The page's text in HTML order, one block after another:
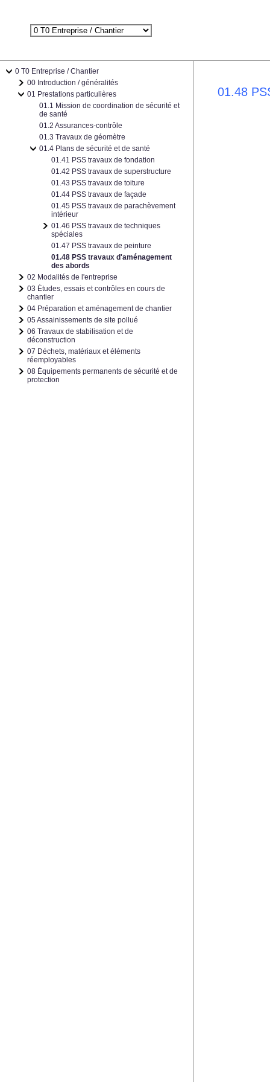
0 T0 Entreprise / Chantier
00 Introduction / généralités
01 Prestations particulières
01.1 Mission de coordination de sécurité et
de santé
01.2 Assurances-contrôle
01.3 Travaux de géomètre
01.4 Plans de sécurité et de santé
01.41 PSS travaux de fondation
01.42 PSS travaux de superstructure
01.43 PSS travaux de toiture
01.44 PSS travaux de façade
01.45 PSS travaux de parachèvement
intérieur
01.46 PSS travaux de techniques
spéciales
01.47 PSS travaux de peinture
01.48 PSS travaux d'aménagement
des abords
02 Modalités de l'entreprise
03 Études, essais et contrôles en cours de
chantier
04 Préparation et aménagement de chantier
05 Assainissements de site pollué
06 Travaux de stabilisation et de
déconstruction
07 Déchets, matériaux et éléments
réemployables
08 Équipements permanents de sécurité et de
protection
01.48